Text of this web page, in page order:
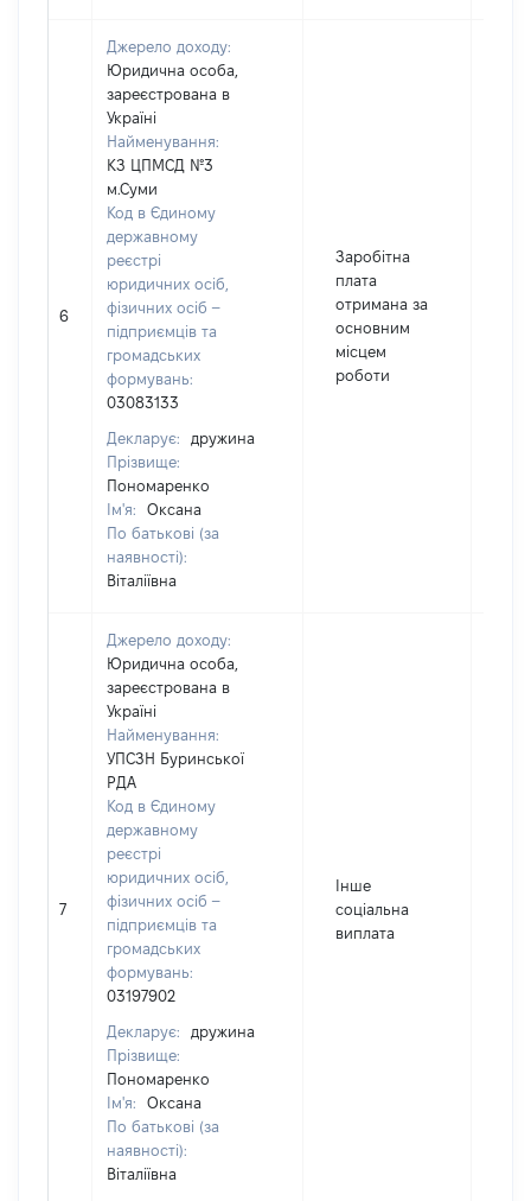
6
Джерело доходу:
Юридична особа,
зареєстрована в
Україні
Найменування:
КЗ ЦПМСД №3
м.Суми
Код в Єдиному
державному
реєстрі
юридичних осіб,
фізичних осіб –
підприємців та
громадських
формувань:
03083133
Декларує:
дружина
Прізвище:
Пономаренко
Ім'я:
Оксана
По батькові (за
наявності):
Віталіївна
Заробітна
плата
отримана за
основним
місцем
роботи
7
Джерело доходу:
Юридична особа,
зареєстрована в
Україні
Найменування:
УПСЗН Буринської
РДА
Код в Єдиному
державному
реєстрі
юридичних осіб,
фізичних осіб –
підприємців та
громадських
формувань:
03197902
Декларує:
дружина
Прізвище:
Пономаренко
Ім'я:
Оксана
По батькові (за
наявності):
Віталіївна
Інше
соціальна
виплата